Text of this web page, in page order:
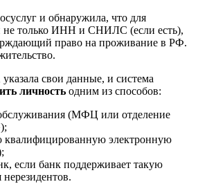
и обнаружила, что для
не только ИНН и СНИЛС (если есть),
право на проживание в РФ.
свои данные, и система
личность одним из способов:
(МФЦ или отделение
квалифицированную электронную
если банк поддерживает такую